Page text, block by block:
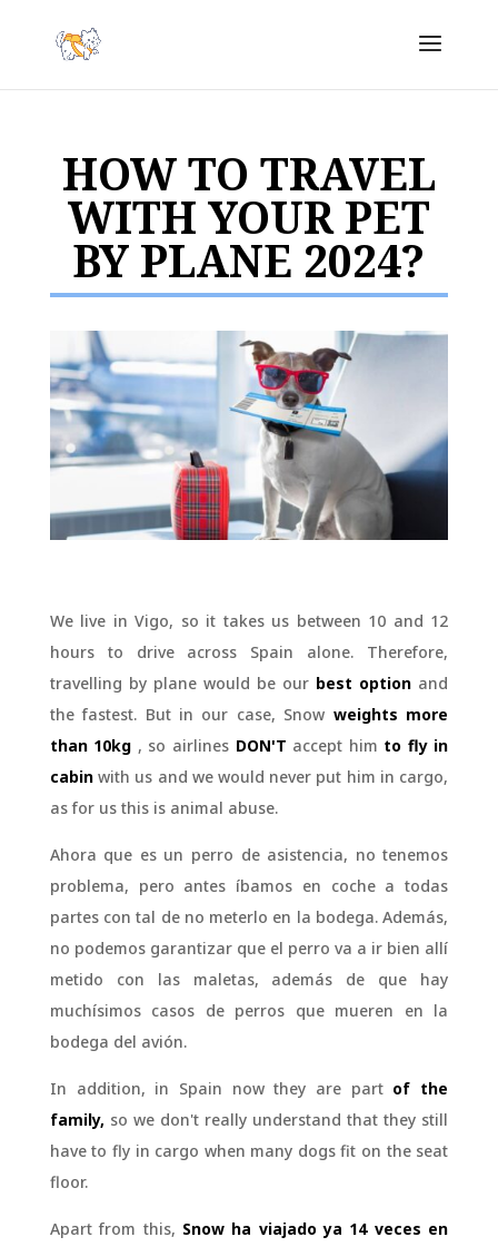
HOW TO TRAVEL
WITH YOUR PET
BY PLANE 2024?
We live in Vigo, so it takes us between 10 and 12
hours to drive across Spain alone. Therefore,
travelling by plane would be our best option and
the fastest. But in our case, Snow weights more
than 10kg , so airlines DON'T accept him to fly in
cabin with us and we would never put him in cargo,
as for us this is animal abuse.
Ahora que es un perro de asistencia, no tenemos
problema, pero antes íbamos en coche a todas
partes con tal de no meterlo en la bodega. Además,
no podemos garantizar que el perro va a ir bien allí
metido con las maletas, además de que hay
muchísimos casos de perros que mueren en la
bodega del avión.
In addition, in Spain now they are part of the
family, so we don't really understand that they still
have to fly in cargo when many dogs fit on the seat
floor.
Apart from this, Snow ha viajado ya 14 veces en